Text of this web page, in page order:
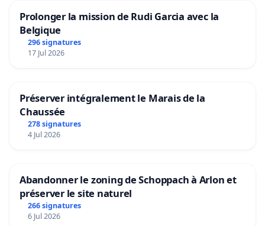
Prolonger la mission de Rudi Garcia avec la
Belgique
296 signatures
17 Jul 2026
Préserver intégralement le Marais de la
Chaussée
278 signatures
4 Jul 2026
Abandonner le zoning de Schoppach à Arlon et
préserver le site naturel
266 signatures
6 Jul 2026